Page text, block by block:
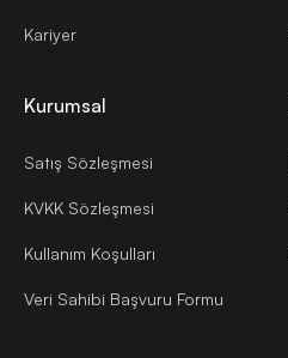
Kariyer
Kurumsal
Satış Sözleşmesi
KVKK Sözleşmesi
Kullanım Koşulları
Veri Sahibi Başvuru Formu